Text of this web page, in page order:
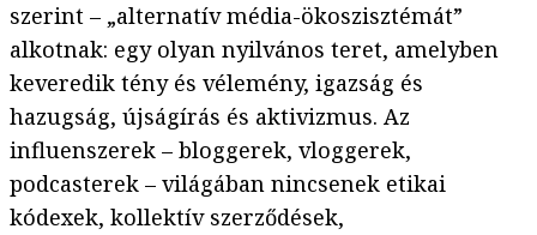
szerint – „alternatív média-ökoszisztémát”
alkotnak: egy olyan nyilvános teret, amelyben
keveredik tény és vélemény, igazság és
hazugság, újságírás és aktivizmus. Az
influenszerek – bloggerek, vloggerek,
podcasterek – világában nincsenek etikai
kódexek, kollektív szerződések,